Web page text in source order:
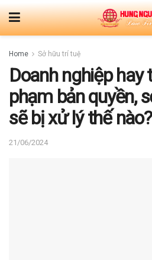
Home Sở hữu trí tuệ
Doanh nghiệp hay
phạm bản quyền,
sẽ bị xử lý thế nào?
21/06/2024